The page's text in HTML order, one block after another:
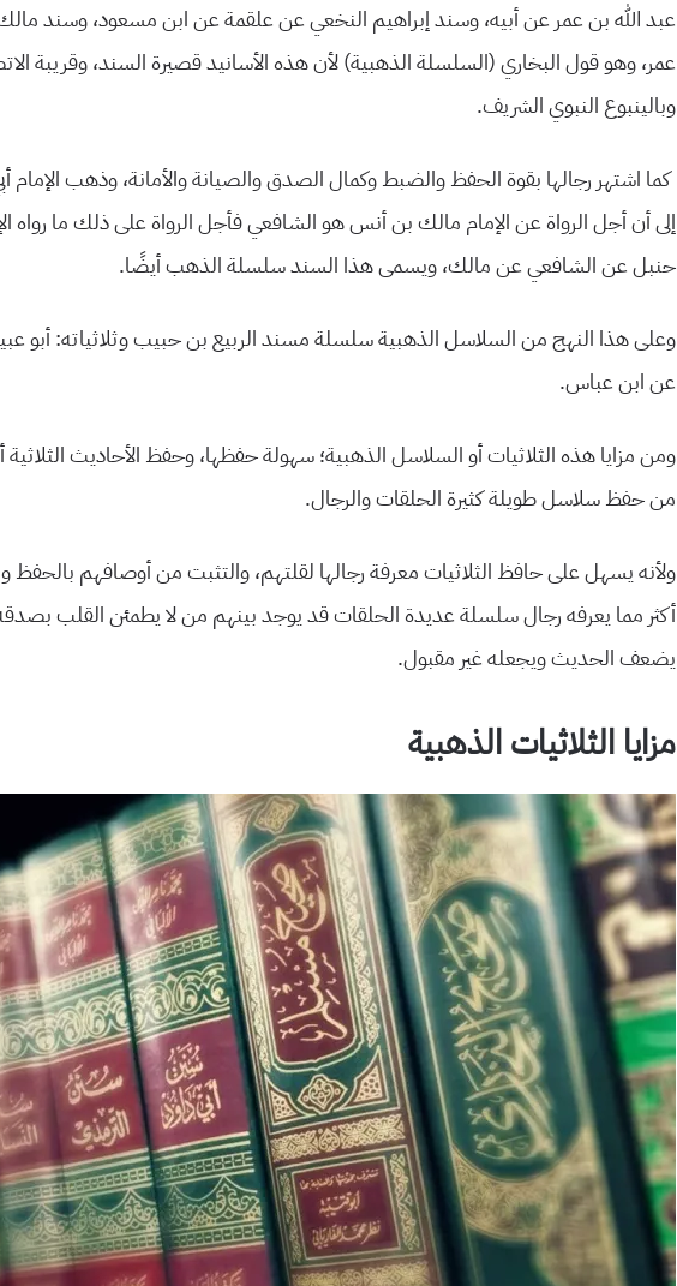
عبد الله بن عمر عن أبيه، وسند إبراهيم النخعي عن علقمة عن ابن مسعود، وسند
عمر، وهو قول البخاري (السلسلة الذهبية) لأن هذه الأسانيد قصيرة السند، وقريبة
وبالينبوع النبوي الشريف.
كما اشتهر رجالها بقوة الحفظ والضبط وكمال الصدق والصيانة والأمانة، وذهب الإمام
إلى أن أجل الرواة عن الإمام مالك بن أنس هو الشافعي فأجل الرواة على ذلك ما رواه
حنبل عن الشافعي عن مالك، ويسمى هذا السند سلسلة الذهب أيضًا.
وعلى هذا النهج من السلاسل الذهبية سلسلة مسند الربيع بن حبيب وثلاثياته: أبو
عن ابن عباس.
ومن مزايا هذه الثلاثيات أو السلاسل الذهبية؛ سهولة حفظها، وحفظ الأحاديث الثلاثية
من حفظ سلاسل طويلة كثيرة الحلقات والرجال.
ولأنه يسهل على حافظ الثلاثيات معرفة رجالها لقلتهم، والتثبت من أوصافهم بالحفظ
أكثر مما يعرفه رجال سلسلة عديدة الحلقات قد يوجد بينهم من لا يطمئن القلب بصدقه
يضعف الحديث ويجعله غير مقبول.
مزايا الثلاثيات الذهبية